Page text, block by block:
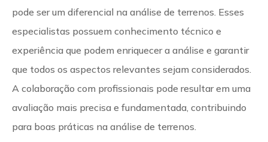
pode ser um diferencial na análise de terrenos. Esses
especialistas possuem conhecimento técnico e
experiência que podem enriquecer a análise e garantir
que todos os aspectos relevantes sejam considerados.
A colaboração com profissionais pode resultar em uma
avaliação mais precisa e fundamentada, contribuindo
para boas práticas na análise de terrenos.